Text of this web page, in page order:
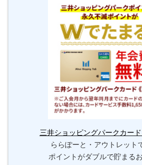
三井ショッピングパークカード
ららぽーと・アウトレット
ポイントがダブルで貯まる